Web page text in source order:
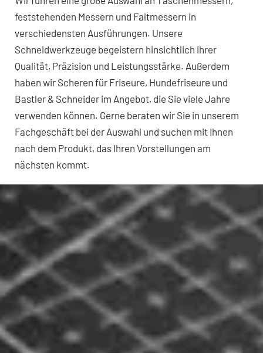
feststehenden Messern und Faltmessern in
verschiedensten Ausführungen. Unsere
Schneidwerkzeuge begeistern hinsichtlich ihrer
Qualität, Präzision und Leistungsstärke. Außerdem
haben wir Scheren für Friseure, Hundefriseure und
Bastler & Schneider im Angebot, die Sie viele Jahre
verwenden können. Gerne beraten wir Sie in unserem
Fachgeschäft bei der Auswahl und suchen mit Ihnen
nach dem Produkt, das Ihren Vorstellungen am
nächsten kommt.